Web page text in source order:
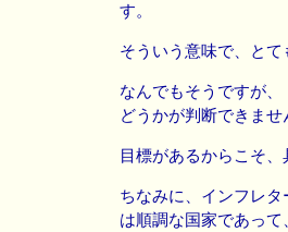
す。
そういう意味で、と
なんでもそうですが
どうかが判断できませ
目標があるからこそ
ちなみに、インフレ
は順調な国家であっ